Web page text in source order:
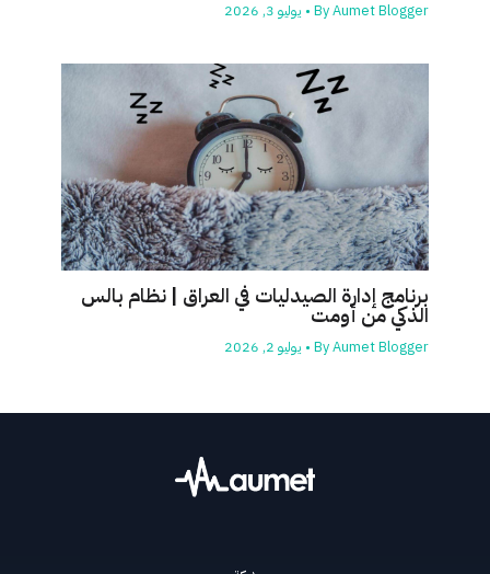
ByAumet Blogger
• يوليو 3, 2026
برنامج إدارة الصيدليات في العراق | نظام بالس
الذكي من أومت
ByAumet Blogger
• يوليو 2, 2026